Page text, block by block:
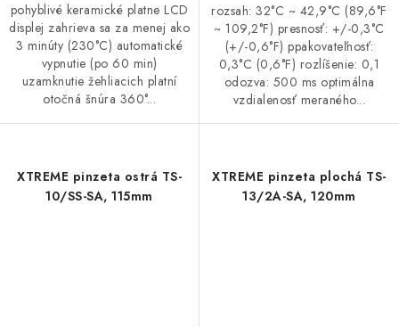
pohyblivé keramické platne LCD
displej zahrieva sa za menej ako
3 minúty (230°C) automatické
vypnutie (po 60 min)
uzamknutie žehliacich platní
otočná šnúra 360°...
rozsah: 32°C ~ 42,9°C (89,6°F
~ 109,2°F) presnosť: +/-0,3°C
(+/-0,6°F) ppakovateľnosť:
0,3°C (0,6°F) rozlíšenie: 0,1
odozva: 500 ms optimálna
vzdialenosť meraného...
XTREME pinzeta ostrá TS-
10/SS-SA, 115mm
XTREME pinzeta plochá TS-
13/2A-SA, 120mm